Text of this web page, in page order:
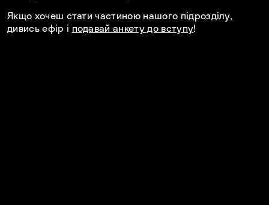
Якщо хочеш стати частиною нашого підрозділу,
дивись ефір і подавай анкету до вступу!